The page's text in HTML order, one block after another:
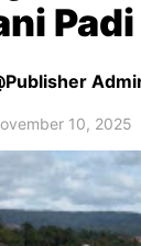
Padi
Publisher
10, 2025